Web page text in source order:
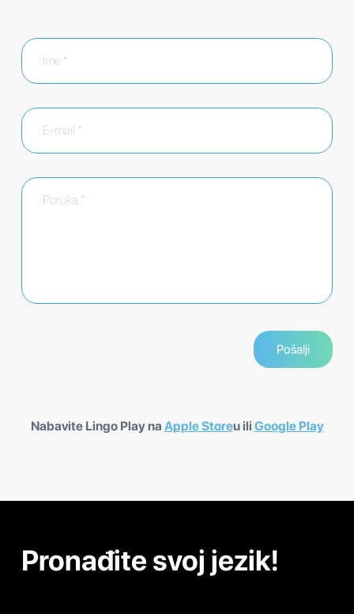
Nabavite Lingo Play na Apple Storeu ili Google Play
Pronađite svoj jezik!